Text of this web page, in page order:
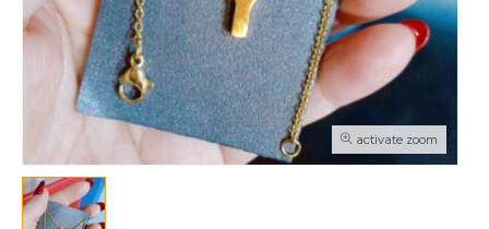
activate zoom